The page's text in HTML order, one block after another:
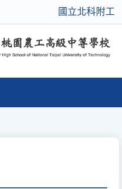
國立北科附工